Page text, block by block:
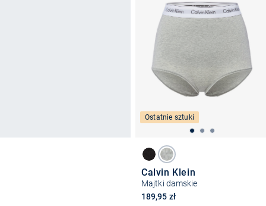
Ostatnie sztuki
Calvin Klein
Majtki damskie
189,95 zł